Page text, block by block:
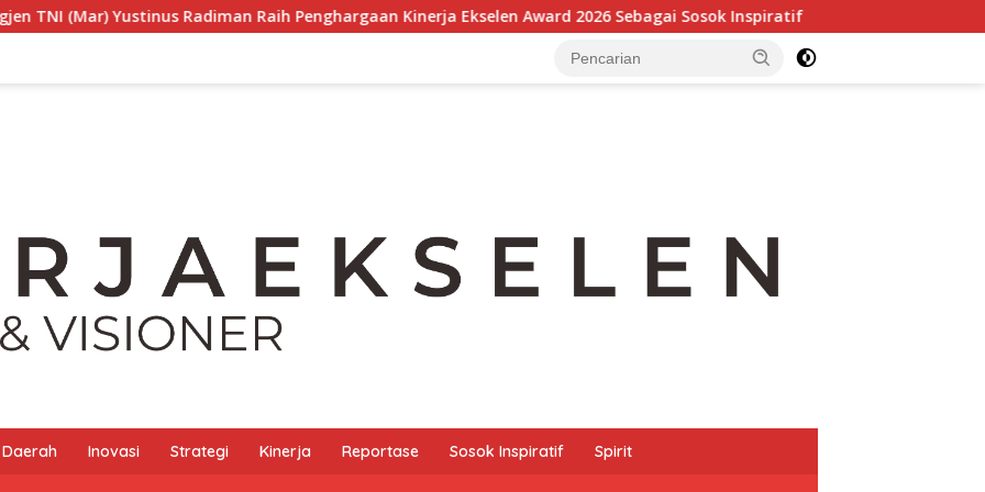
Radiman Raih Penghargaan Kinerja Ekselen Award 2026 Sebagai Sosok Inspiratif Transformasi Digital dan
Daerah Inovasi Strategi Kinerja Reportase Sosok Inspiratif Spirit